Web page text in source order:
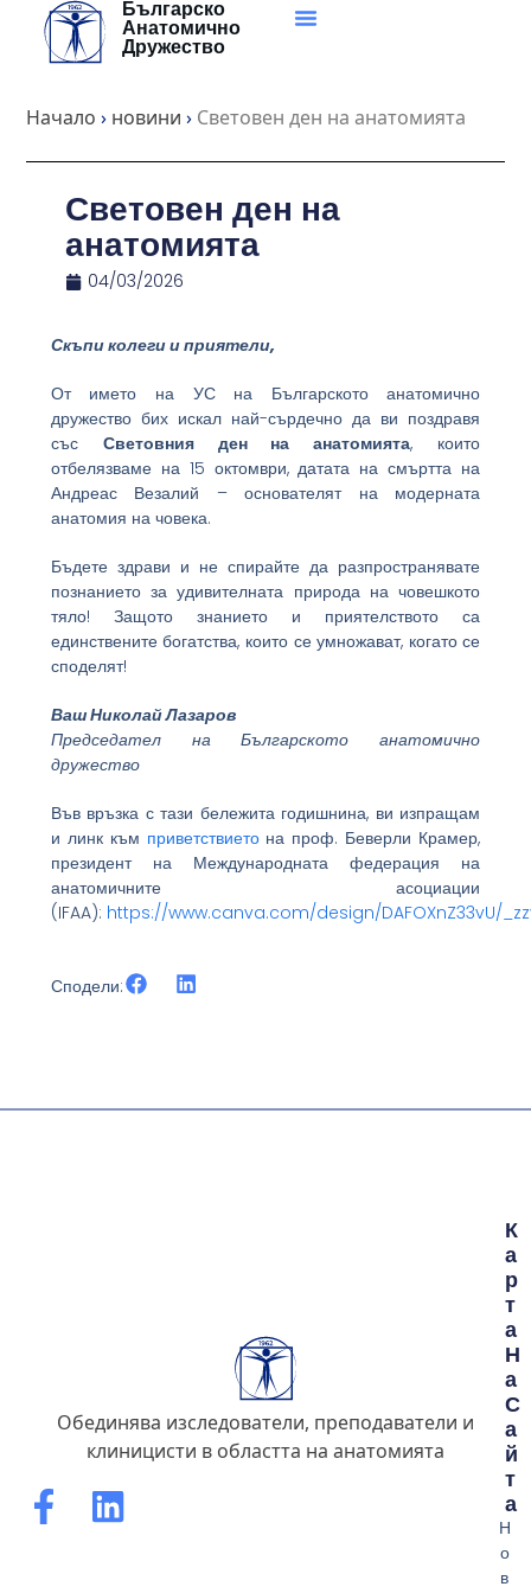
content
Българско
Анатомично
Дружество
Начало › новини › Световен ден на анатомията
Световен ден на
анатомията
04/03/2026
Скъпи колеги и приятели,
От името на УС на Българското анатомично
дружество бих искал най-сърдечно да ви поздравя
със Световния ден на анатомията, които
отбелязваме на 15 октомври, датата на смъртта на
Андреас Везалий – основателят на модерната
анатомия на човека.
Бъдете здрави и не спирайте да разпространявате
познанието за удивителната природа на човешкото
тяло! Защото знанието и приятелството са
единствените богатства, които се умножават, когато се
споделят!
Ваш Николай Лазаров
Председател на Българското анатомично
дружество
Във връзка с тази бележита годишнина, ви изпращам
и линк към приветствиетона проф. Беверли Крамер,
президент на Международната федерация на
анатомичните асоциации
(IFAA): https://www.canva.com/design/DAFOXnZ33vU/
Сподели:
Обединява изследователи, преподаватели и
клиницисти в областта на анатомията
К
А
Р
Т
А
Н
А
С
А
Й
Т
А
Н
о
в